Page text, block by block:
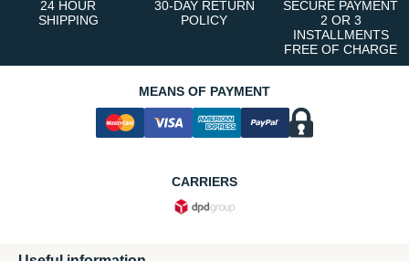
24 HOUR
SHIPPING
30-DAY RETURN
POLICY
SECURE PAYMENT
2 OR 3
INSTALLMENTS
FREE OF CHARGE
MEANS OF PAYMENT
CARRIERS